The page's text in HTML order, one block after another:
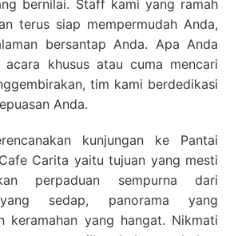
bernilai. Staff kami yang ramah
terus siap mempermudah Anda,
bersantap Anda. Apa Anda
acara khusus atau cuma mencari
tim kami berdedikasi
Anda.
kunjungan ke Pantai
Carita yaitu tujuan yang mesti
perpaduan sempurna dari
sedap, panorama yang
keramahan yang hangat. Nikmati